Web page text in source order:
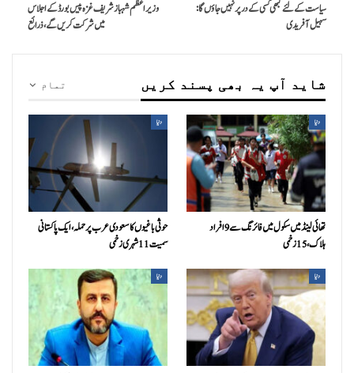
سیاست کے لئے کبھی کسی کے در پر نہیں جاؤں گا:
سہیل آفریدی
وزیراعظم شہبازشریف غزہ پیس بورڈ کے اجلاس
میں شرکت کریں گے،ذرائع
تمام شاید آپ یہ بھی پسند کریں
دنیا
تھائی لینڈ میں سکول میں فائرنگ سے 9 افراد
ہلاک، 15 زخمی
دنیا
حوثی باغیوں کا سعودی عرب پر حملہ، ایک پاکستانی
سمیت 11 شہری زخمی
دنیا دنیا